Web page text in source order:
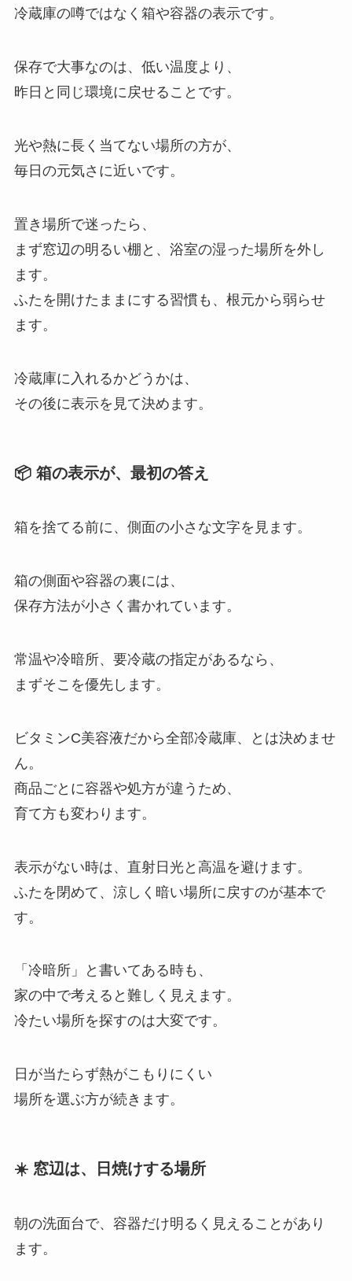
冷蔵庫の噂ではなく箱や容器の表示です。
保存で大事なのは、低い温度より、
昨日と同じ環境に戻せることです。
光や熱に長く当てない場所の方が、
毎日の元気さに近いです。
置き場所で迷ったら、
まず窓辺の明るい棚と、浴室の湿った場所を外し
ます。
ふたを開けたままにする習慣も、根元から弱らせ
ます。
冷蔵庫に入れるかどうかは、
その後に表示を見て決めます。
📦 箱の表示が、最初の答え
箱を捨てる前に、側面の小さな文字を見ます。
箱の側面や容器の裏には、
保存方法が小さく書かれています。
常温や冷暗所、要冷蔵の指定があるなら、
まずそこを優先します。
ビタミンC美容液だから全部冷蔵庫、とは決めませ
ん。
商品ごとに容器や処方が違うため、
育て方も変わります。
表示がない時は、直射日光と高温を避けます。
ふたを閉めて、涼しく暗い場所に戻すのが基本で
す。
「冷暗所」と書いてある時も、
家の中で考えると難しく見えます。
冷たい場所を探すのは大変です。
日が当たらず熱がこもりにくい
場所を選ぶ方が続きます。
☀️ 窓辺は、日焼けする場所
朝の洗面台で、容器だけ明るく見えることがあり
ます。